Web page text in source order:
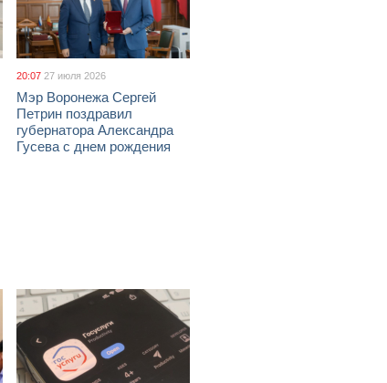
20:07 27 июля 2026
Мэр Воронежа Сергей
Петрин поздравил
губернатора Александра
Гусева с днем рождения